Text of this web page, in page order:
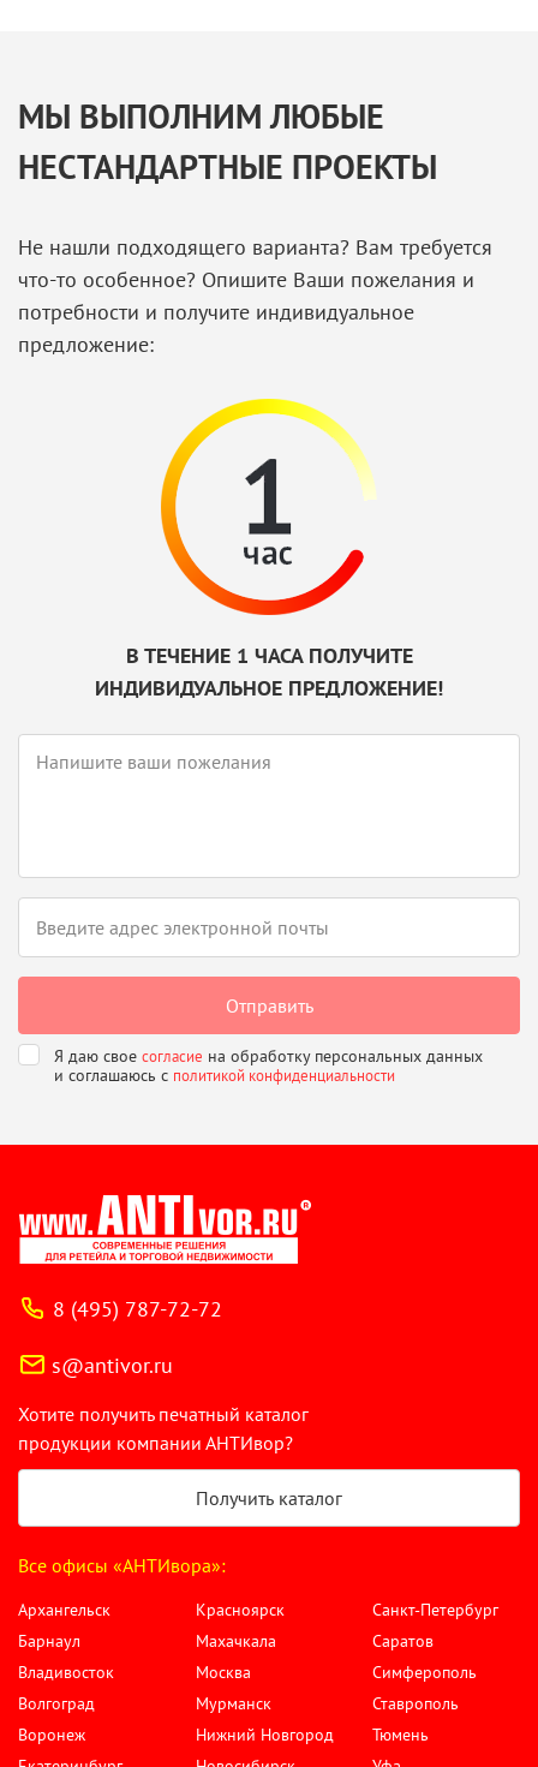
МЫ ВЫПОЛНИМ ЛЮБЫЕ
НЕСТАНДАРТНЫЕ ПРОЕКТЫ
Не нашли подходящего варианта? Вам требуется
что-то особенное? Опишите Ваши пожелания и
потребности и получите индивидуальное
предложение:
В ТЕЧЕНИЕ 1 ЧАСА ПОЛУЧИТЕ
ИНДИВИДУАЛЬНОЕ ПРЕДЛОЖЕНИЕ!
Я даю свое согласие на обработку персональных данных
и соглашаюсь с политикой конфиденциальности
8 (495) 787-72-72
s@antivor.ru
Хотите получить печатный каталог
продукции компании АНТИвор?
Получить каталог
Все офисы «АНТИвора»:
Архангельск
Барнаул
Владивосток
Волгоград
Воронеж
Красноярск
Махачкала
Москва
Мурманск
Нижний Новгород
Санкт-Петербург
Саратов
Симферополь
Ставрополь
Тюмень